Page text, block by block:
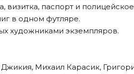
визитка, паспорт и
в одном футляре.
художниками экземпляров.
Михаил Карасик,